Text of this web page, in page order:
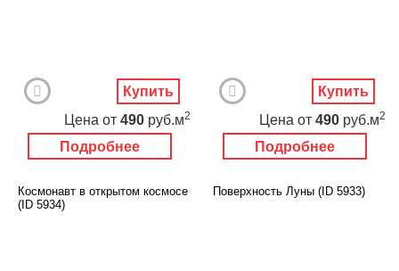
Подробнее
Цена от 490 руб.м2
Купить
Подробнее
Цена от 490 руб.м2
Купить
Космонавт в открытом космосе
(ID 5934)
Поверхность Луны (ID 5933)